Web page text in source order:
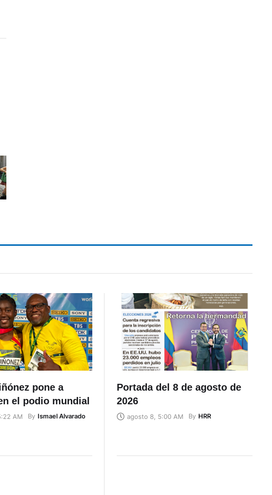
pone a
el podio mundial
AM By Ismael Alvarado
Portada del 8 de agosto de
2026
agosto 8, 5:00 AM By HRR